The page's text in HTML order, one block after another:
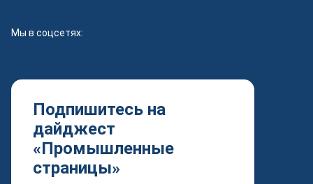
Мы в соцсетях:
Подпишитесь на
дайджест
«Промышленные
страницы»